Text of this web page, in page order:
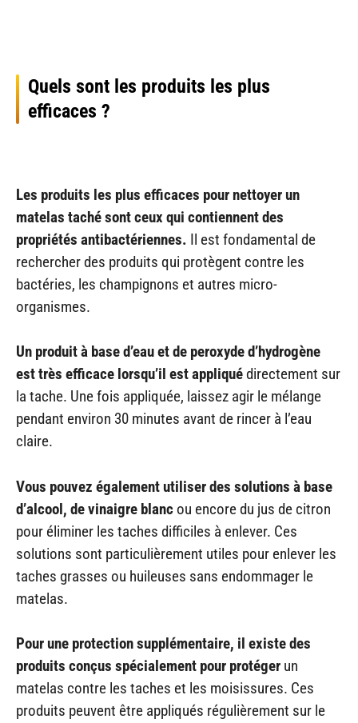
Quels sont les produits les plus
efficaces ?
Les produits les plus efficaces pour nettoyer un
matelas taché sont ceux qui contiennent des
propriétés antibactériennes. Il est fondamental de
rechercher des produits qui protègent contre les
bactéries, les champignons et autres micro-
organismes.
Un produit à base d’eau et de peroxyde d’hydrogène
est très efficace lorsqu’il est appliquédirectement sur
la tache. Une fois appliquée, laissez agir le mélange
pendant environ 30 minutes avant de rincer à l’eau
claire.
Vous pouvez également utiliser des solutions à base
d’alcool, de vinaigre blanc ou encore du jus de citron
pour éliminer les taches difficiles à enlever. Ces
solutions sont particulièrement utiles pour enlever les
taches grasses ou huileuses sans endommager le
matelas.
Pour une protection supplémentaire, il existe des
produits conçus spécialement pour protéger un
matelas contre les taches et les moisissures. Ces
produits peuvent être appliqués régulièrement sur le